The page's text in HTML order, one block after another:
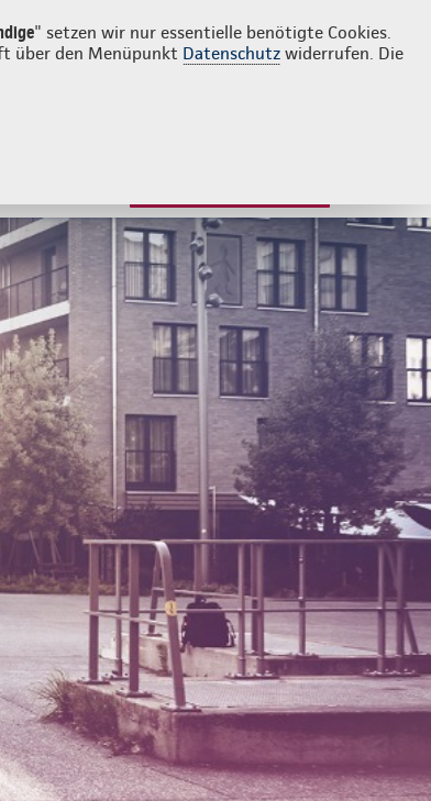
" setzen wir nur essentielle benötigte Cookies.
über den Menüpunkt Datenschutz widerrufen. Die
Login Kontakt 05132 7038